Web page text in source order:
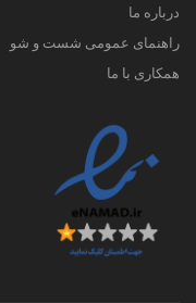
درباره ما
راهنمای عمومی شست و شو
همکاری با ما